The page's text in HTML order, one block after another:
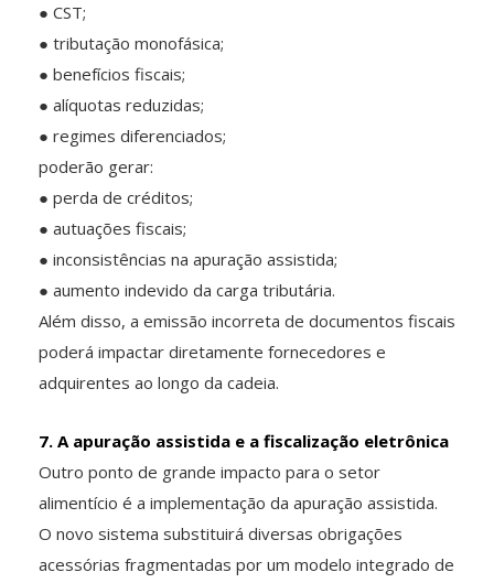
● CST;
● tributação monofásica;
● benefícios fiscais;
● alíquotas reduzidas;
● regimes diferenciados;
poderão gerar:
● perda de créditos;
● autuações fiscais;
● inconsistências na apuração assistida;
● aumento indevido da carga tributária.
Além disso, a emissão incorreta de documentos fiscais
poderá impactar diretamente fornecedores e
adquirentes ao longo da cadeia.
7. A apuração assistida e a fiscalização eletrônica
Outro ponto de grande impacto para o setor
alimentício é a implementação da apuração assistida.
O novo sistema substituirá diversas obrigações
acessórias fragmentadas por um modelo integrado de